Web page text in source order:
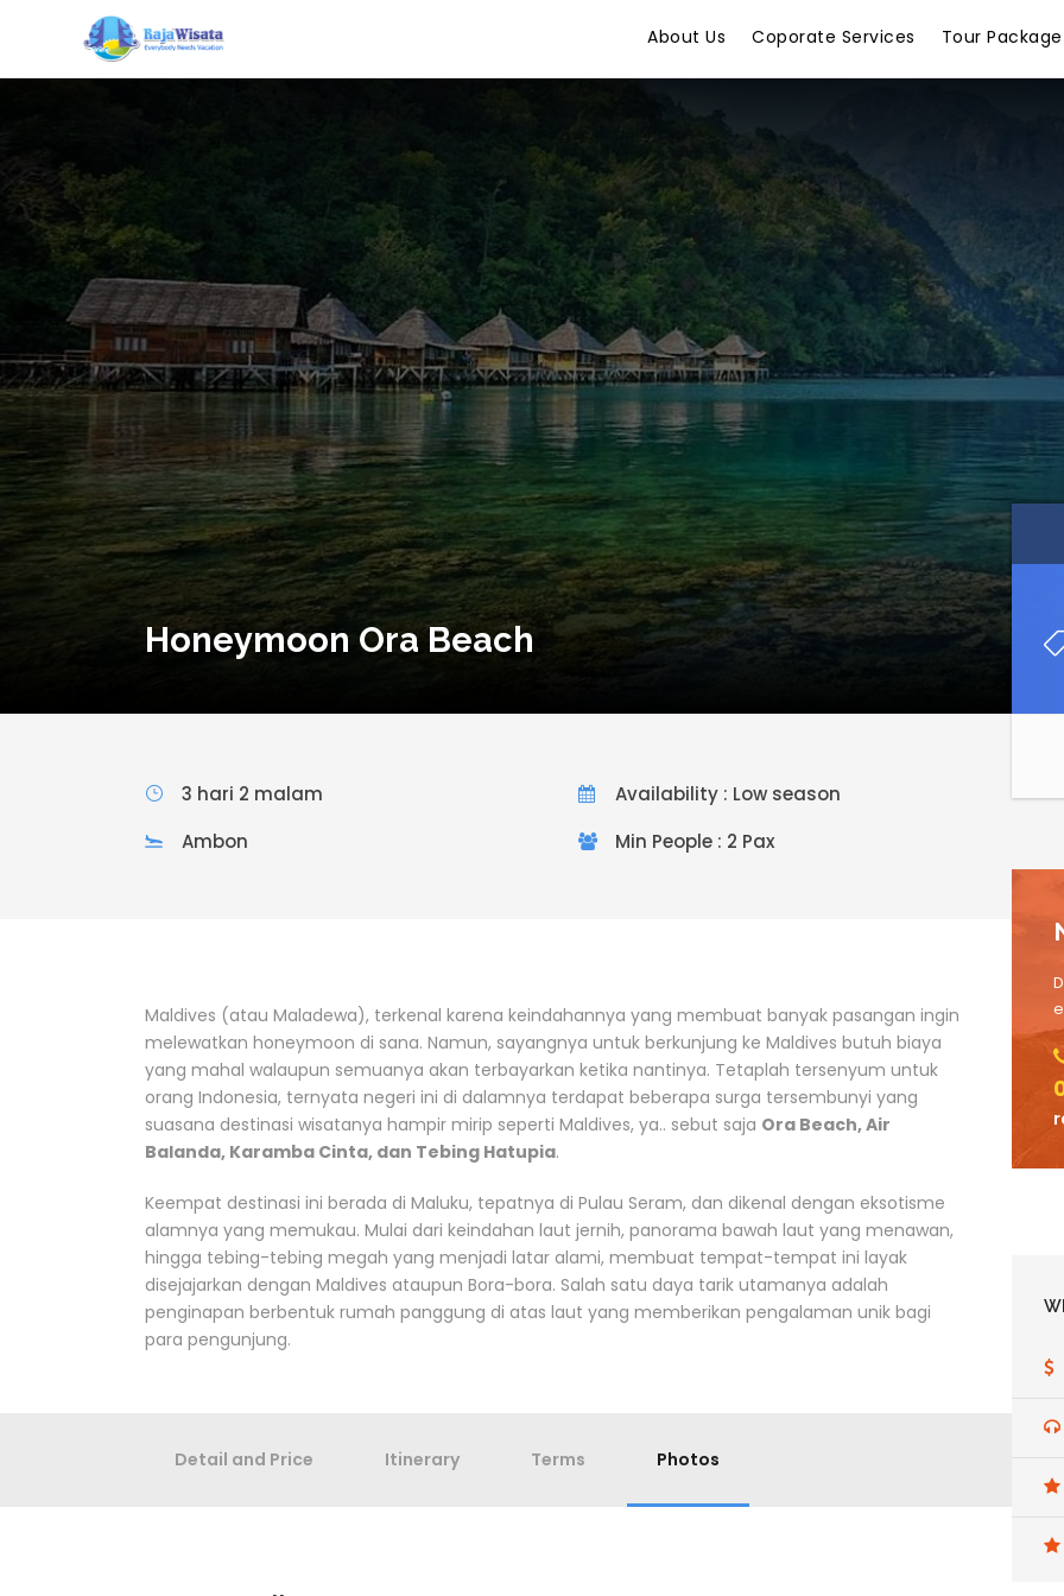
About Us Coporate Services Tour Package
Honeymoon Ora Beach
3 hari 2 malam
Availability : Low season
Ambon
Min People : 2 Pax
Maldives (atau Maladewa), terkenal karena keindahannya yang membuat banyak pasangan ingin
melewatkan honeymoon di sana. Namun, sayangnya untuk berkunjung ke Maldives butuh biaya
yang mahal walaupun semuanya akan terbayarkan ketika nantinya. Tetaplah tersenyum untuk
orang Indonesia, ternyata negeri ini di dalamnya terdapat beberapa surga tersembunyi yang
suasana destinasi wisatanya hampir mirip seperti Maldives, ya.. sebut saja Ora Beach, Air
Balanda, Karamba Cinta, dan Tebing Hatupia.
Keempat destinasi ini berada di Maluku, tepatnya di Pulau Seram, dan dikenal dengan eksotisme
alamnya yang memukau. Mulai dari keindahan laut jernih, panorama bawah laut yang menawan,
hingga tebing-tebing megah yang menjadi latar alami, membuat tempat-tempat ini layak
disejajarkan dengan Maldives ataupun Bora-bora. Salah satu daya tarik utamanya adalah
penginapan berbentuk rumah panggung di atas laut yang memberikan pengalaman unik bagi
para pengunjung.
Detail and Price Itinerary Terms Photos